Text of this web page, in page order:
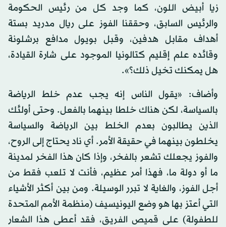
زيا أبيض اللون، كما وجد كل من رئيس الحكومة
والرئيس السابق، وحققنا الفوز على ريال مدريد بستة
أهداف مقابل هدفين، وقبل بويول مدافع برشلونة
وقائده علم إقليم كتالونيا الموجود على شارة القيادة،
هل يمكنك تخيل ذلك؟».
وأضاف: «يقول الناس إنه يجب عدم خلط الرياضة
بالسياسة، لكن هناك خلطا بينهما بالفعل. وحتى أولئك
الذين يطالبون بعدم الخلط بين الرياضة والسياسة
يخلطون بينهما في حقيقة الأمر. أي ناد يحتاج إلى الروح،
والفوز يجعلك تشعر بالفخر، وإذا كان هذا الفخر لمدينة
ما أو دولة ما، فهذا أمر عظيم، فأنت لا تلعب فقط من
أجل الفوز، والغاية لا تبرر الوسيلة. ومن بين أكثر الأشياء
التي أعتز بها هو وضع اليونيسيف (منظمة الأمم المتحدة
للطفولة) على قميص الفريق، فقد أعطى هذا الشعار